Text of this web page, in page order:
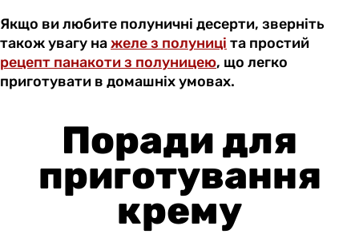
Якщо ви любите полуничні десерти, зверніть
також увагу нажеле з полуниці та простий
рецепт панакоти з полуницею, що легко
приготувати в домашніх умовах.
Поради для
приготування
крему